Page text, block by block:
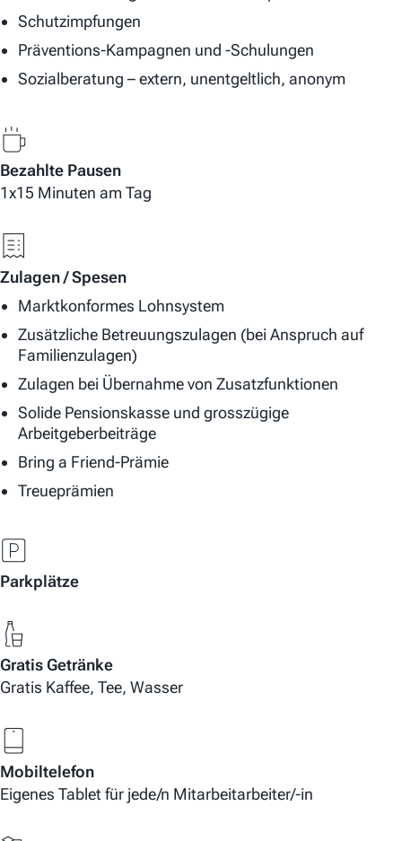
Schutzimpfungen
Präventions-Kampagnen und -Schulungen
Sozialberatung – extern, unentgeltlich, anonym
Bezahlte Pausen
1x15 Minuten am Tag
Zulagen / Spesen
Marktkonformes Lohnsystem
Zusätzliche Betreuungszulagen (bei Anspruch auf
Familienzulagen)
Zulagen bei Übernahme von Zusatzfunktionen
Solide Pensionskasse und grosszügige
Arbeitgeberbeiträge
Bring a Friend-Prämie
Treueprämien
Parkplätze
Gratis Getränke
Gratis Kaffee, Tee, Wasser
Mobiltelefon
Eigenes Tablet für jede/n Mitarbeitarbeiter/-in